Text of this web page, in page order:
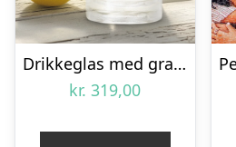
Drikkeglas med gravering (6 stk)
kr. 319,00